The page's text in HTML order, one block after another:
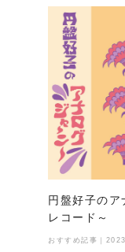
円盤好子のア
レコード～
おすすめ記事｜